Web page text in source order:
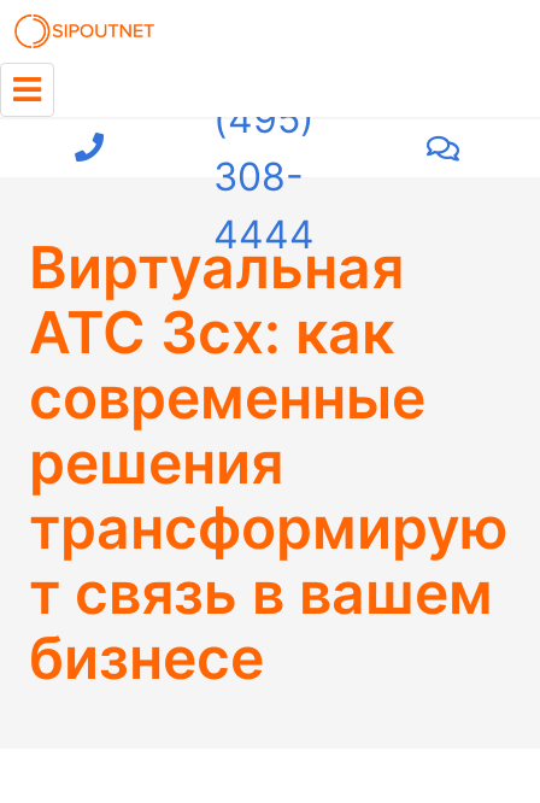
(495)
308-
4444
Виртуальная
АТС 3cx: как
современные
решения
трансформирую
т связь в вашем
бизнесе